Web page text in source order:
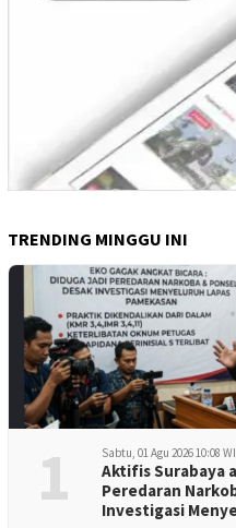
TRENDING MINGGU INI
1 Sabtu, 01 Agu 2026 10:08
Aktifis Surabaya
Peredaran
Investigasi